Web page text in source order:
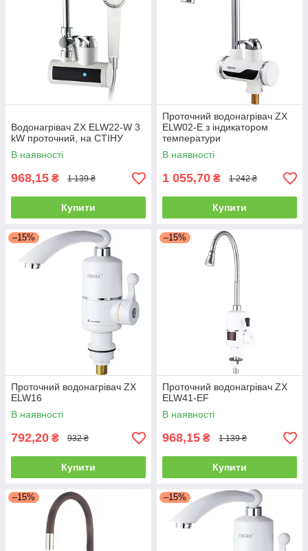
Водонагрівач ZX ELW22-W 3
kW проточний, на СТІНУ
В наявності
968,15 ₴ 1 139 ₴
Купити
Проточний водонагрівач ZX
ELW02-E з індикатором
температури
В наявності
1 055,70 ₴ 1 242 ₴
Купити
–15%
Проточний водонагрівач ZX
ELW16
В наявності
792,20 ₴ 932 ₴
Купити
–15%
Проточний водонагрівач ZX
ELW41-EF
В наявності
968,15 ₴ 1 139 ₴
Купити
–15% –15%